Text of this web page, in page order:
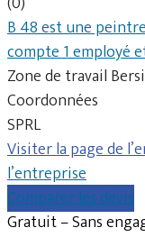
B 48 est une
compte 1 employé
Zone de travail
Coordonnées
SPRL
Visiter la page de
l’entreprise
Comparer les devis
Gratuit – Sans